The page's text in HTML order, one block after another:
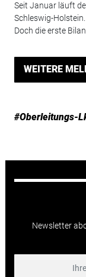
Seit Januar läuft
Schleswig-
Doch die erste
WEITERE
#Oberleitungs-
Newsletter